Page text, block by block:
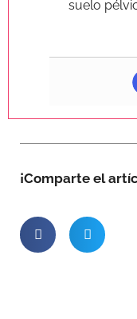
suelo
¡Comparte el